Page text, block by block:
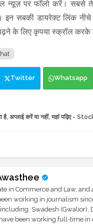
न्यूज़ पर फॉलो करें। सबसे
इन सबकी डायरेक्ट लिंक
को पढ़ने के लिए कृपया
Twitter Whatsapp
अप्लाई करें या नहीं, यहां पढ़िए -
in Commerce and Law,
working in journalism
Swadesh (Gwalior),
have been working full-time